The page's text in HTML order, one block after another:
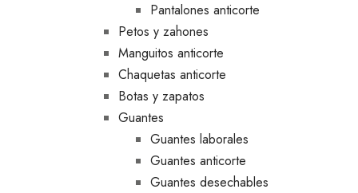
Pantalones anticorte
Petos y zahones
Manguitos anticorte
Chaquetas anticorte
Botas y zapatos
Guantes
Guantes laborales
Guantes anticorte
Guantes desechables